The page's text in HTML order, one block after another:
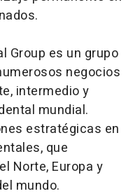
Group es un grupo
negocios
intermedio y
mundial.
estratégicas en
que
Norte, Europa y
mundo.